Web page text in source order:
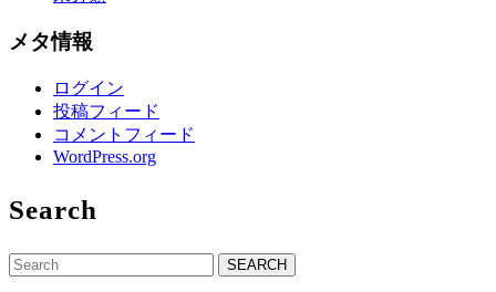
メタ情報
ログイン
投稿フィード
コメントフィード
WordPress.org
Search
Search
for: